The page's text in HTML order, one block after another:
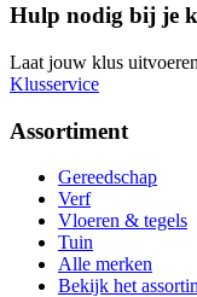
Hulp nodig bij je
Laat jouw klus
Klusservice
Assortiment
Gereedschap
Verf
Vloeren & tegels
Tuin
Alle merken
Bekijk het